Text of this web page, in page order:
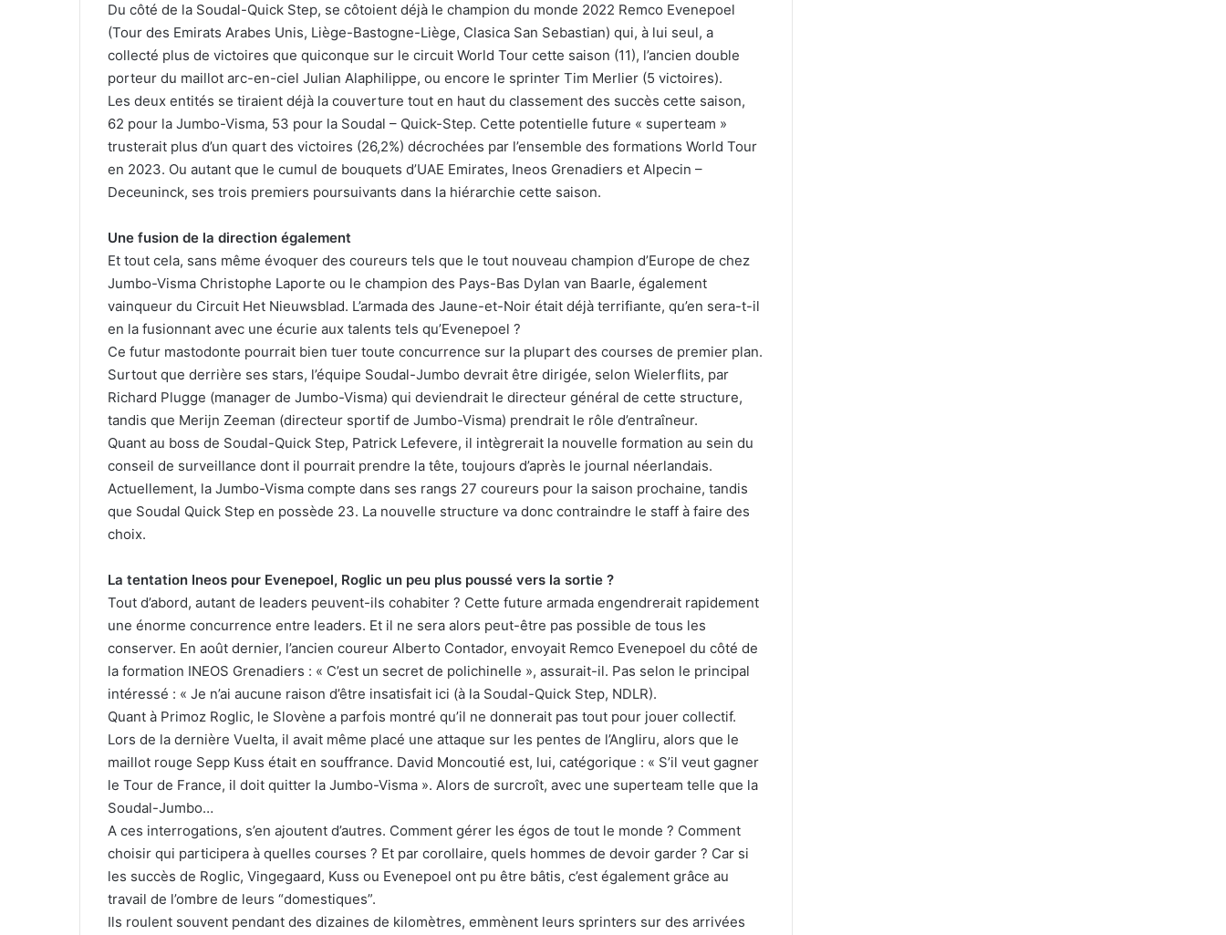
Du côté de la Soudal-Quick Step, se côtoient déjà le champion du monde 2022 Remco Evenepoel
(Tour des Emirats Arabes Unis, Liège-Bastogne-Liège, Clasica San Sebastian) qui, à lui seul, a
collecté plus de victoires que quiconque sur le circuit World Tour cette saison (11), l’ancien double
porteur du maillot arc-en-ciel Julian Alaphilippe, ou encore le sprinter Tim Merlier (5 victoires).
Les deux entités se tiraient déjà la couverture tout en haut du classement des succès cette saison,
62 pour la Jumbo-Visma, 53 pour la Soudal – Quick-Step. Cette potentielle future « superteam »
trusterait plus d’un quart des victoires (26,2%) décrochées par l’ensemble des formations World Tour
en 2023. Ou autant que le cumul de bouquets d’UAE Emirates, Ineos Grenadiers et Alpecin –
Deceuninck, ses trois premiers poursuivants dans la hiérarchie cette saison.
Une fusion de la direction également
Et tout cela, sans même évoquer des coureurs tels que le tout nouveau champion d’Europe de chez
Jumbo-Visma Christophe Laporte ou le champion des Pays-Bas Dylan van Baarle, également
vainqueur du Circuit Het Nieuwsblad. L’armada des Jaune-et-Noir était déjà terrifiante, qu’en sera-t-il
en la fusionnant avec une écurie aux talents tels qu’Evenepoel ?
Ce futur mastodonte pourrait bien tuer toute concurrence sur la plupart des courses de premier plan.
Surtout que derrière ses stars, l’équipe Soudal-Jumbo devrait être dirigée, selon Wielerflits, par
Richard Plugge (manager de Jumbo-Visma) qui deviendrait le directeur général de cette structure,
tandis que Merijn Zeeman (directeur sportif de Jumbo-Visma) prendrait le rôle d’entraîneur.
Quant au boss de Soudal-Quick Step, Patrick Lefevere, il intègrerait la nouvelle formation au sein du
conseil de surveillance dont il pourrait prendre la tête, toujours d’après le journal néerlandais.
Actuellement, la Jumbo-Visma compte dans ses rangs 27 coureurs pour la saison prochaine, tandis
que Soudal Quick Step en possède 23. La nouvelle structure va donc contraindre le staff à faire des
choix.
La tentation Ineos pour Evenepoel, Roglic un peu plus poussé vers la sortie ?
Tout d’abord, autant de leaders peuvent-ils cohabiter ? Cette future armada engendrerait rapidement
une énorme concurrence entre leaders. Et il ne sera alors peut-être pas possible de tous les
conserver. En août dernier, l’ancien coureur Alberto Contador, envoyait Remco Evenepoel du côté de
la formation INEOS Grenadiers : « C’est un secret de polichinelle », assurait-il. Pas selon le principal
intéressé : « Je n’ai aucune raison d’être insatisfait ici (à la Soudal-Quick Step, NDLR).
Quant à Primoz Roglic, le Slovène a parfois montré qu’il ne donnerait pas tout pour jouer collectif.
Lors de la dernière Vuelta, il avait même placé une attaque sur les pentes de l’Angliru, alors que le
maillot rouge Sepp Kuss était en souffrance. David Moncoutié est, lui, catégorique : « S’il veut gagner
le Tour de France, il doit quitter la Jumbo-Visma ». Alors de surcroît, avec une superteam telle que la
Soudal-Jumbo…
A ces interrogations, s’en ajoutent d’autres. Comment gérer les égos de tout le monde ? Comment
choisir qui participera à quelles courses ? Et par corollaire, quels hommes de devoir garder ? Car si
les succès de Roglic, Vingegaard, Kuss ou Evenepoel ont pu être bâtis, c’est également grâce au
travail de l’ombre de leurs “domestiques”.
Ils roulent souvent pendant des dizaines de kilomètres, emmènent leurs sprinters sur des arrivées